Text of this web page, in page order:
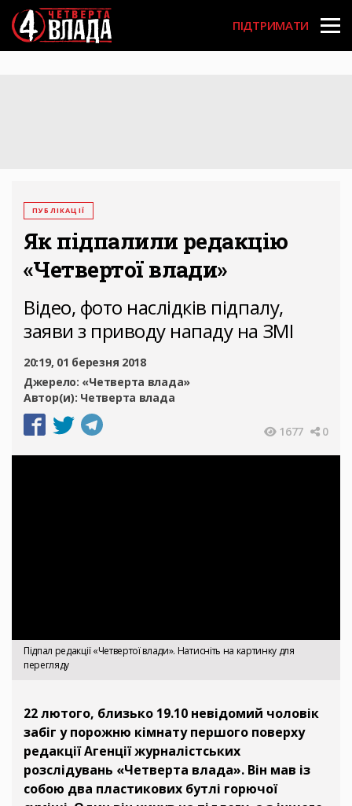
Перейти
до
основного
вмісту
User
account
ПІДТРИМАТИ
ПУБЛІКАЦІЇ
Як підпалили редакцію
«Четвертої влади»
Відео, фото наслідків підпалу,
заяви з приводу нападу на ЗМІ
20:19, 01 березня 2018
Джерело: «Четверта влада»
Автор(и): Четверта влада
1677 0
Підпал редакції «Четвертої влади». Натисніть на картинку для
перегляду
22 лютого, близько 19.10 невідомий чоловік
забіг у порожню кімнату першого поверху
редакції Агенції журналістських
розслідувань «Четверта влада». Він мав із
собою два пластикових бутлі горючої